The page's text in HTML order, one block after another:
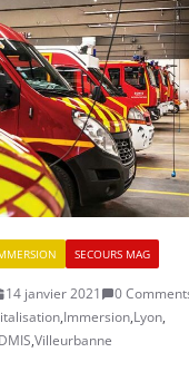
SECOURS MAG
14 janvier 2021
0
,Immersion,Lyon,
,Villeurbanne